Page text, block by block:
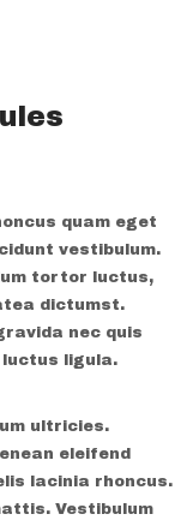
quam eget
vestibulum.
tortor luctus,
dictumst.
nec quis
ligula.
ultricies.
eleifend
lacinia rhoncus.
Vestibulum